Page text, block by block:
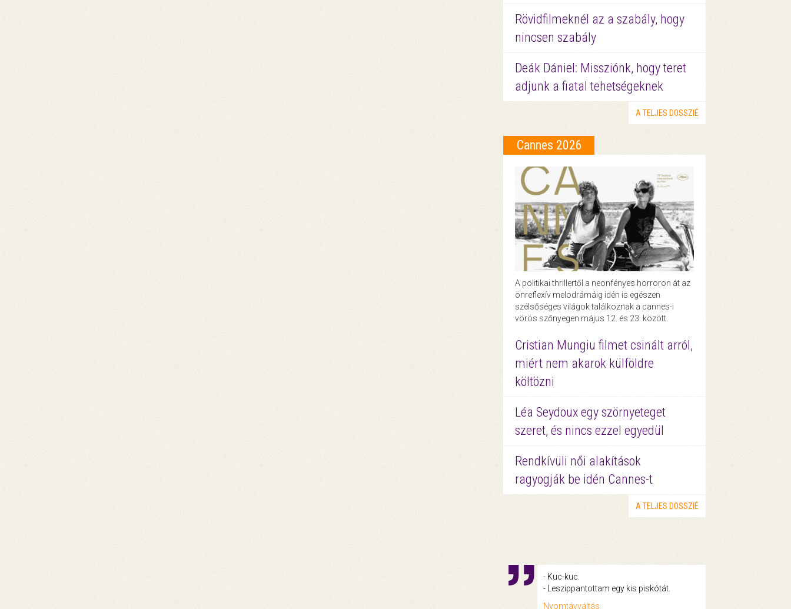
Rövidfilmeknél az a szabály, hogy
nincsen szabály
Deák Dániel: Missziónk, hogy teret
adjunk a fiatal tehetségeknek
A TELJES DOSSZIÉ
Cannes 2026
A politikai thrillertől a neonfényes horroron át az
önreflexív melodrámáig idén is egészen
szélsőséges világok találkoznak a cannes-i
vörös szőnyegen május 12. és 23. között.
Cristian Mungiu filmet csinált arról,
miért nem akarok külföldre
költözni
Léa Seydoux egy szörnyeteget
szeret, és nincs ezzel egyedül
Rendkívüli női alakítások
ragyogják be idén Cannes-t
A TELJES DOSSZIÉ
- Kuc-kuc.
- Leszippantottam egy kis piskótát.
Nyomtávváltás